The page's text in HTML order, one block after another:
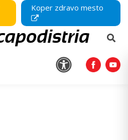
Koper zdravo mesto